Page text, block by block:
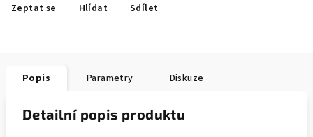
Zeptat se Hlídat Sdílet
Popis Parametry Diskuze
Detailní popis produktu